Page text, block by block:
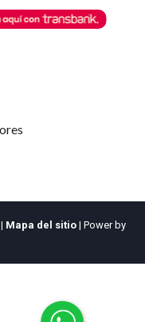
| Mapa del sitio| Power by